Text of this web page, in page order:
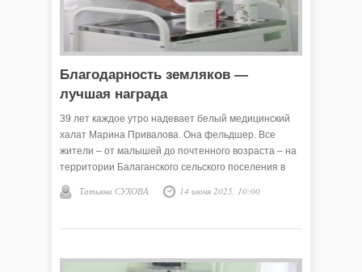
Благодарность земляков —
лучшая награда
39 лет каждое утро надевает белый медицинский
халат Марина Привалова. Она фельдшер. Все
жители – от малышей до почтенного возраста – на
территории Балаганского сельского поселения в
зоне её внимания. В любое время она спешит на
помощь. Есть такие профессии, где выходные,
телефонным звонком или стуком в двери. И
медицинские работники спешат к больным.
Татьяна СУХОВА 14 июня 2025, 10:00